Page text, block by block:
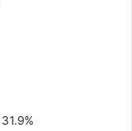
31.9%